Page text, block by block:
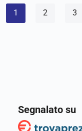
1 2 3
Segnalato su